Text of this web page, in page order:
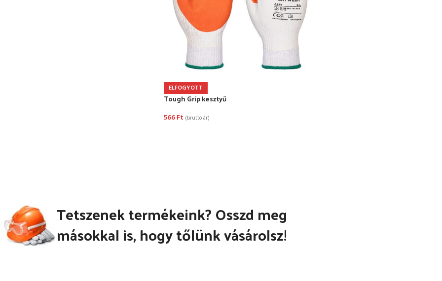
ELFOGYOTT
Tough Grip kesztyű
566Ft (bruttó ár)
Tetszenek termékeink? Osszd meg
másokkal is, hogy tőlünk vásárolsz!